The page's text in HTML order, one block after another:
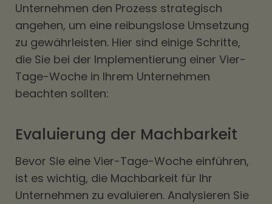
Unternehmen den Prozess strategisch
angehen, um eine reibungslose Umsetzung
zu gewährleisten. Hier sind einige Schritte,
die Sie bei der Implementierung einer Vier-
Tage-Woche in Ihrem Unternehmen
beachten sollten:
Evaluierung der Machbarkeit
Bevor Sie eine Vier-Tage-Woche einführen,
ist es wichtig, die Machbarkeit für Ihr
Unternehmen zu evaluieren. Analysieren Sie